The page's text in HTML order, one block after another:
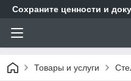
Сохраните ценности и
Товары и услуги